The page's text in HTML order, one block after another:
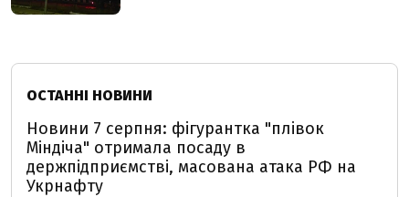
ОСТАННІ НОВИНИ
Новини 7 серпня: фігурантка "плівок
Міндіча" отримала посаду в
держпідприємстві, масована атака РФ на
Укрнафту